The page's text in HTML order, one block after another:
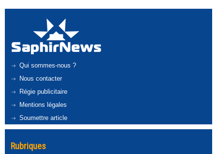
Qui sommes-nous ?
Nous contacter
Régie publicitaire
Mentions légales
Soumettre article
Rubriques